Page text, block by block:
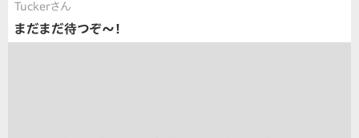
Tuckerさん
まだまだ待つぞ〜！